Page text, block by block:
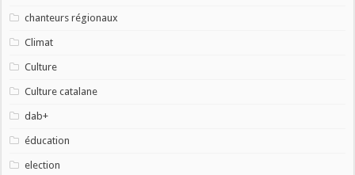
chanteurs régionaux
Climat
Culture
Culture catalane
dab+
éducation
election